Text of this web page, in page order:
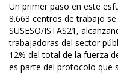
Un primer paso en este
8.663 centros de trabajo
SUSESO/ISTAS21,
trabajadoras del sector
12% del total de la fuerza
es parte del protocolo que